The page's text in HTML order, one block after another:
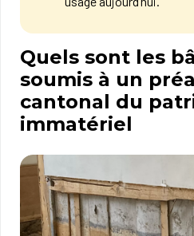
Quels sont les
soumis à un
cantonal du
immatériel